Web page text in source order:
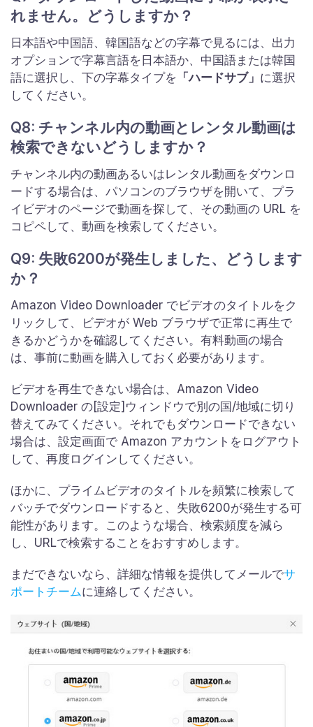
れません。どうしますか？
日本語や中国語、韓国語などの字幕で見るには、出力
オプションで字幕言語を日本語か、中国語または韓国
語に選択し、下の字幕タイプを 「ハードサブ」 に選択
してください。
Q8: チャンネル内の動画とレンタル動画は
検索できないどうしますか？
チャンネル内の動画あるいはレンタル動画をダウンロ
ードする場合は、パソコンのブラウザを開いて、プラ
イビデオのページで動画を探して、その動画の URL を
コピペして、動画を検索してください。
Q9: 失敗6200が発生しました、どうします
か？
Amazon Video Downloader でビデオのタイトルをク
リックして、ビデオが Web ブラウザで正常に再生で
きるかどうかを確認してください。有料動画の場合
は、事前に動画を購入しておく必要があります。
ビデオを再生できない場合は、Amazon Video
Downloader の[設定]ウィンドウで別の国/地域に切り
替えてみてください。それでもダウンロードできない
場合は、設定画面で Amazon アカウントをログアウト
して、再度ログインしてください。
ほかに、プライムビデオのタイトルを頻繁に検索して
バッチでダウンロードすると、失敗6200が発生する可
能性があります。このような場合、検索頻度を減ら
し、URLで検索することをおすすめします。
まだできないなら、詳細な情報を提供してメールでサ
ポートチームに連絡してください。